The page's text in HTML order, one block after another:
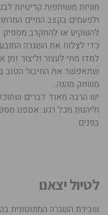
חוויות משותפות קריטיות
ולפעמים בקצב החיים
להשקיע או להתקרב מספיק
כדי לצלוח את השגרה
למדו מתי לעצור וליצור זמן
שתאפשר את החיבור הטוב
משחק מהנה.
יש הרבה מאוד דברים
וליהנות מכל רגע. אספנו
בפנים:
לטיול יצאנו
שבירת השגרה המונוטונית